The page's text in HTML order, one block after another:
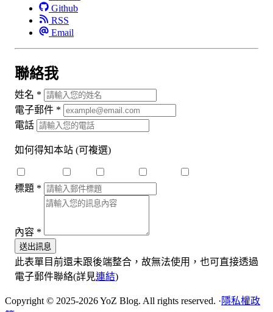
Github
RSS
Email
聯絡我
姓名 *
電子郵件 *
電話
如何得知本站 (可複選)
標題 *
內容 *
送出訊息
此表單目前還未跟後端整合，故無法使用，也可直接透過
電子郵件聯絡(詳見連結)
Copyright © 2025-2026 YoZ Blog. All rights reserved. ·隱私權政